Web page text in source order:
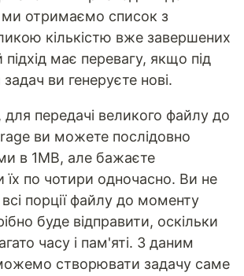
ми отримаємо список з
кількістю вже завершених
має перевагу, якщо під
ви генеруєте нові.
передачі великого файлу до
ви можете послідовно
в 1MB, але бажаєте
їх по чотири одночасно. Ви не
порції файлу до моменту
буде відправити, оскільки
часу і пам'яті. З даним
створювати задачу саме